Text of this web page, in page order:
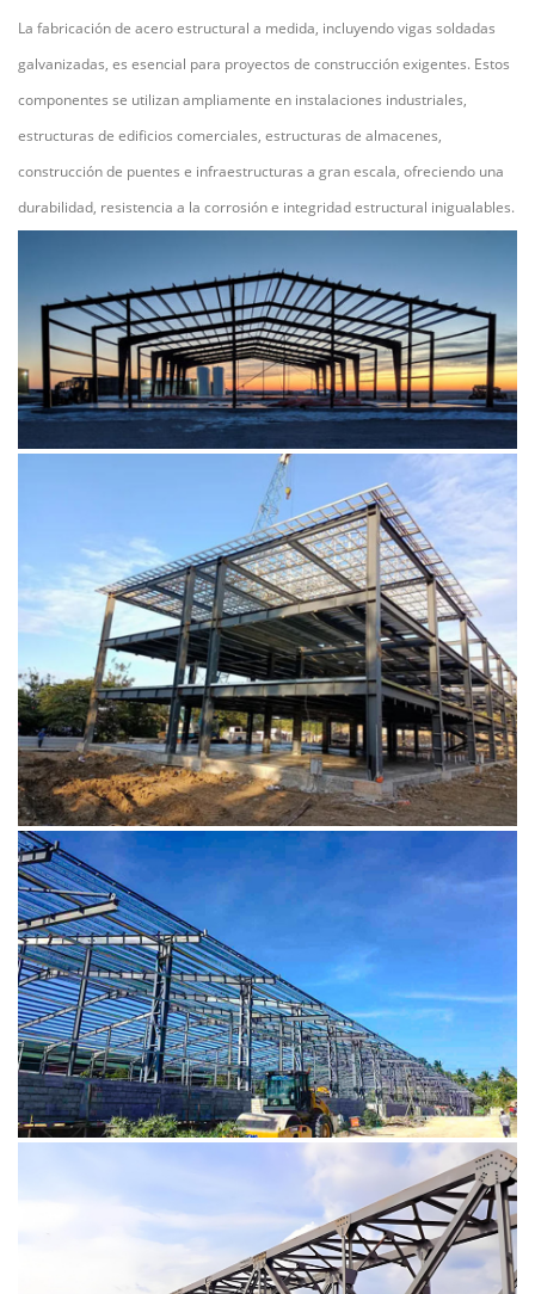
La fabricación de acero estructural a medida, incluyendo vigas soldadas
galvanizadas, es esencial para proyectos de construcción exigentes. Estos
componentes se utilizan ampliamente en instalaciones industriales,
estructuras de edificios comerciales, estructuras de almacenes,
construcción de puentes e infraestructuras a gran escala, ofreciendo una
durabilidad, resistencia a la corrosión e integridad estructural inigualables.